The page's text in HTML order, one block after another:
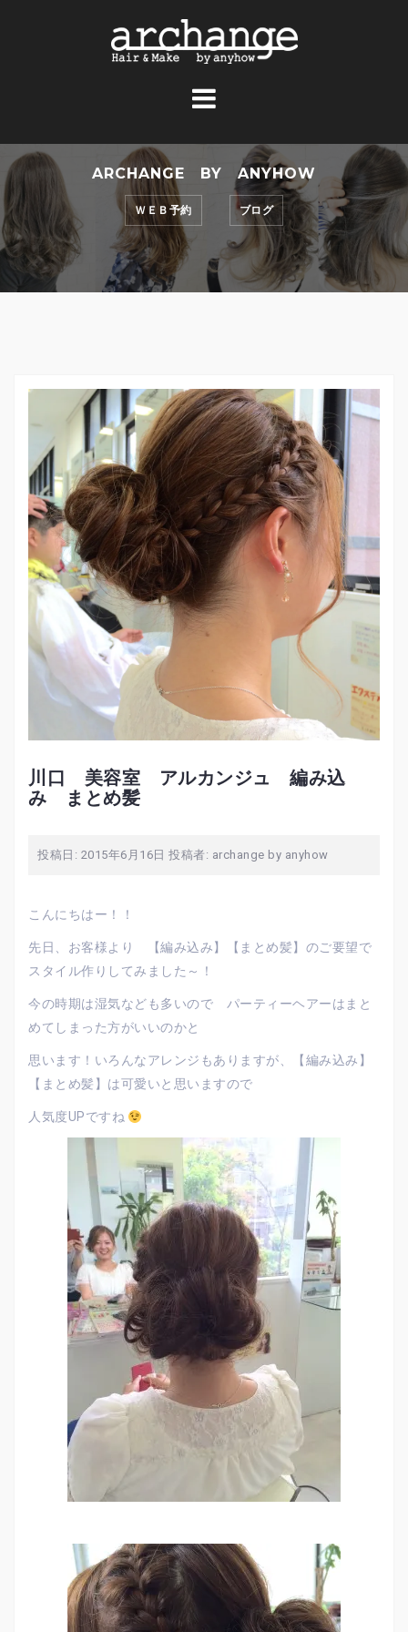
キ
プ
ARCHANGE BY ANYHOW
ＷＥＢ予約 ブログ
川口 美容室 アルカンジュ 編み込
み まとめ髪
投稿日: 2015年6月16日 投稿者: archange by anyhow
こんにちはー！！
先日、お客様より 【編み込み】【まとめ髪】のご要望で
スタイル作りしてみました～！
今の時期は湿気なども多いので パーティーヘアーはまと
めてしまった方がいいのかと
思います！いろんなアレンジもありますが、【編み込み】
【まとめ髪】は可愛いと思いますので
人気度UPですね